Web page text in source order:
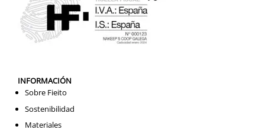
INFORMACIÓN
Sobre Fieito
Sostenibilidad
Materiales